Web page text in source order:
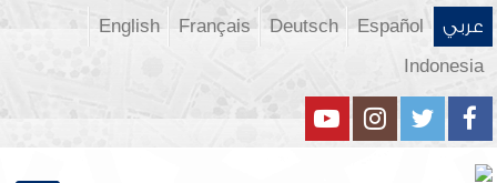
عربي Español
Deutsch
Français
English
Indonesia